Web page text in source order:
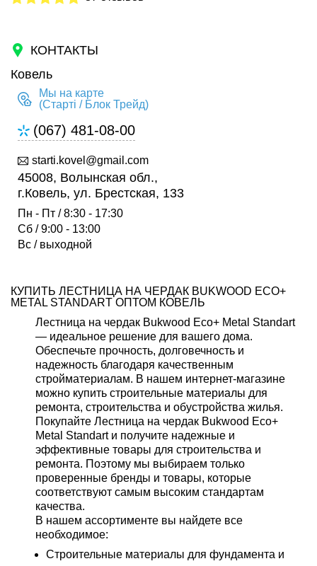
КОНТАКТЫ
Ковель
Мы на карте
(Старті / Блок Трейд)
(067) 481-08-00
starti.kovel@gmail.com
45008, Волынская обл.,
г.Ковель, ул. Брестская, 133
Пн - Пт / 8:30 - 17:30
Сб / 9:00 - 13:00
Вс / выходной
КУПИТЬ ЛЕСТНИЦА НА ЧЕРДАК BUKWOOD ECO+
METAL STANDART ОПТОМ КОВЕЛЬ
Лестница на чердак Bukwood Eco+ Metal Standart
— идеальное решение для вашего дома.
Обеспечьте прочность, долговечность и
надежность благодаря качественным
стройматериалам. В нашем интернет-магазине
можно купить строительные материалы для
ремонта, строительства и обустройства жилья.
Покупайте Лестница на чердак Bukwood Eco+
Metal Standart и получите надежные и
эффективные товары для строительства и
ремонта. Поэтому мы выбираем только
проверенные бренды и товары, которые
соответствуют самым высоким стандартам
качества.
В нашем ассортименте вы найдете все
необходимое:
Строительные материалы для фундамента и